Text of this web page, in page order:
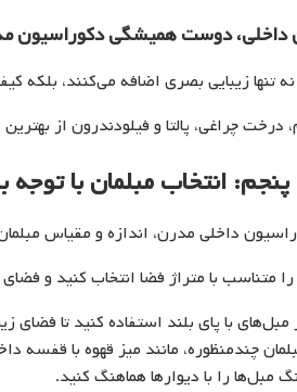
داخلی، دوست همیشگی دکوراسیون
نه تنها زیبایی بصری اضافه می‌کنند، بلکه
چراغی، پالتا و فیلودندرون از
انتخاب مبلمان با توجه
داخلی مدرن، اندازه و مقیاس
را متناسب با متراژ فضا انتخاب کنید و
مبل‌های با پای بلند استفاده کنید تا
چندمنظوره، مانند میز قهوه با قفسه
مبل‌ها را با دیوارها هماهنگ کنید.